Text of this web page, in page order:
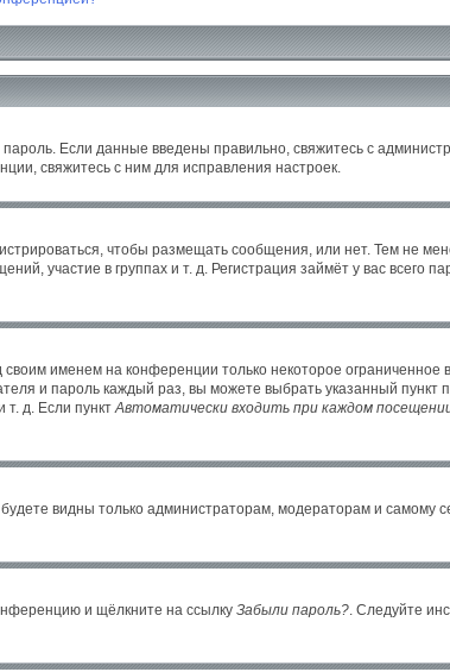
Если данные введены правильно, свяжитесь с
свяжитесь с ним для исправления настроек.
чтобы размещать сообщения, или нет. Тем не
участие в группах и т. д. Регистрация займёт у вас всего
своим именем на конференции только некоторое ограниченное
и пароль каждый раз, вы можете выбрать указанный
т. д. Если пунктАвтоматически входить при каждом
видны только администраторам, модераторам и самому
и щёлкните на ссылку Забыли пароль?. Следуйте